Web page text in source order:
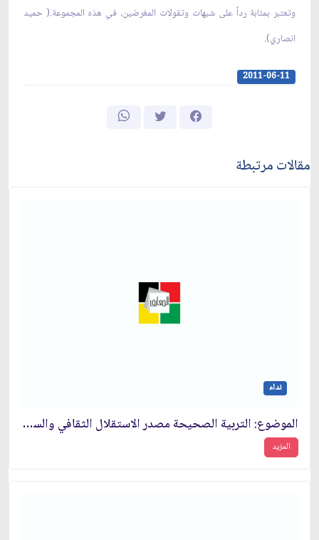
وتعتبر بمثابة رداً على شبهات وتقولات المغرضين، في هذه المجموعة.( حميد
انصاري).
2011-06-11
مقالات مرتبطة
نداء
الموضوع: التربية الصحيحة مصدر الاستقلال الثقافي والسياسي والاقتصادي والعسكري‏
المزيد